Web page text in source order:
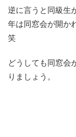
逆に言うと同級生
年は同窓会が開か
笑
どうしても同窓会
りましょう。